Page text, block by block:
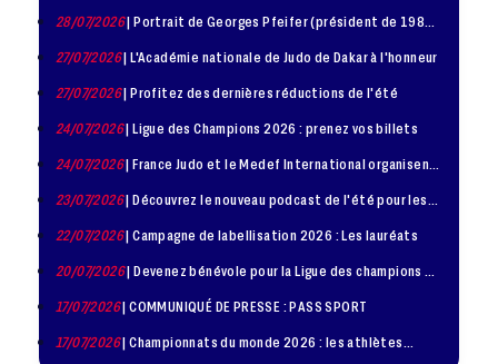
28/07/2026| Portrait de Georges Pfeifer (président de 1981
27/07/2026| L'Académie nationale de Judo de Dakar à l'honneur
27/07/2026| Profitez des dernières réductions de l'été
24/07/2026| Ligue des Champions 2026 : prenez vos billets
24/07/2026| France Judo et le Medef International organisent
23/07/2026| Découvrez le nouveau podcast de l'été pour les
22/07/2026| Campagne de labellisation 2026 : Les lauréats
20/07/2026| Devenez bénévole pour la Ligue des champions de
17/07/2026| COMMUNIQUÉ DE PRESSE : PASS SPORT
17/07/2026| Championnats du monde 2026 : les athlètes